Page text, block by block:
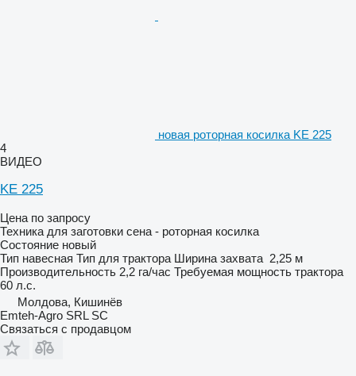
новая роторная косилка KE 225
4
ВИДЕО
KE 225
Цена по запросу
Техника для заготовки сена - роторная косилка
Состояние новый
Тип навесная Тип для трактора Ширина захвата 2,25 м
Производительность 2,2 га/час Требуемая мощность трактора
60 л.с.
Молдова, Кишинёв
Emteh-Agro SRL SC
Связаться с продавцом